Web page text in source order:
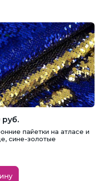
руб.
пайетки на атласе и
сине-золотые